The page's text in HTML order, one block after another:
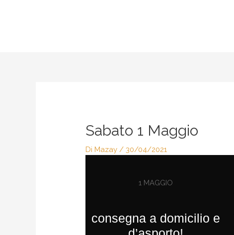
Sabato 1 Maggio
Di Mazay/30/04/2021
1 MAGGIO
consegna a domicilio e